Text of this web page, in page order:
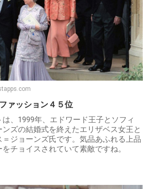
ァッション４５位
、1999年、エドワード王子とソフィ
ズの結婚式を終えたエリザベス女王と
ジョーンズ氏です。気品あふれる上品
チョイスされていて素敵ですね。